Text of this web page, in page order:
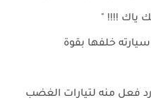
ياك !!!! "
خلفها بقوة
فعل منه لتيارات الغضب